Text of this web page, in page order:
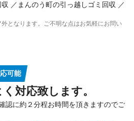
まんのう町の引っ越しゴミ回収
となります。ご不明な点はお気軽にお問い
可能
対応致します。
認に約２分程お時間を頂きますのでご